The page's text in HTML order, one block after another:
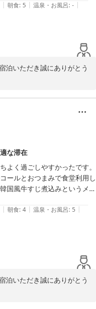
| 朝食: 5 | 温泉・お風呂: - |
泊いただき誠にありがとう
日続くようなので、どうぞ
ルこさなぎへお越しくださ
な滞在
よく過ごしやすかったです。
ールとおつまみで食堂利用し
国風牛すじ煮込みというメニ
。朝食も美味しく食べやすい
対応もよく居心地がよかった
| 朝食: 4 | 温泉・お風呂: 5 |
泊いただき誠にありがとう